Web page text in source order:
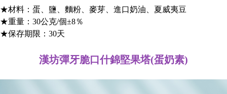
★材料：蛋、鹽、麵粉、麥芽、進口奶油、夏威夷豆
★重量：30公克/個±8％
★保存期限：30天
漢坊彈牙脆口什錦堅果塔(蛋奶素)